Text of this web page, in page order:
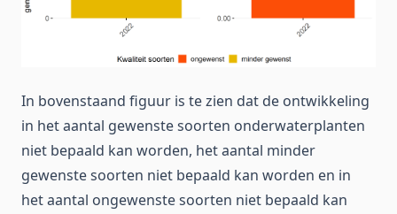
In bovenstaand figuur is te zien dat de ontwikkeling
in het aantal gewenste soorten onderwaterplanten
niet bepaald kan worden, het aantal minder
gewenste soorten niet bepaald kan worden en in
het aantal ongewenste soorten niet bepaald kan